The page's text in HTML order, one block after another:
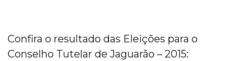
Confira o resultado das Eleições para o
Conselho Tutelar de Jaguarão – 2015: